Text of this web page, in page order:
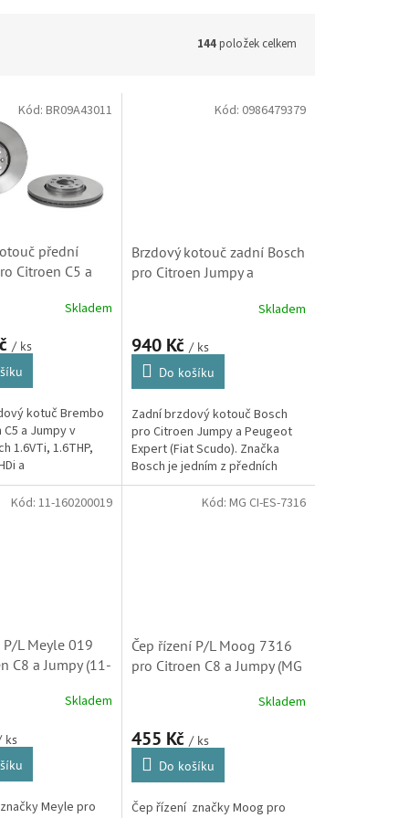
144položek celkem
přední
Citroen C5 a
Skladem
/ ks
kotuč Brembo
a Jumpy v
1.6VTi, 1.6THP,
a
407,Expert a
Kód:BR09A43011
Brzdový kotouč zadní Bosch
pro Citroen Jumpy a
Skladem
940 Kč/ ks
Do košíku
Zadní brzdový kotouč Bosch
pro Citroen Jumpy a Peugeot
Expert (Fiat Scudo). Značka
Bosch je jedním z předních
světových dodavatelů
brzdových systémů do
Kód: 0986479379
P/L Meyle 019
C8 a Jumpy (11-
Skladem
ks
Meyle pro
Kód:11-160200019
Čep řízení P/L Moog 7316
pro Citroen C8 a Jumpy (MG
Skladem
455 Kč/ ks
Do košíku
Čep řízení značky Moog pro
Kód: MG CI-ES-7316